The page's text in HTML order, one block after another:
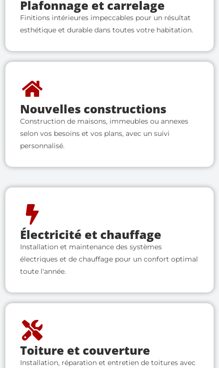
Plafonnage et carrelage
Finitions intérieures impeccables pour un résultat
esthétique et durable dans toutes votre habitation.
Nouvelles constructions
Construction de maisons, immeubles ou annexes
selon vos besoins et vos plans, avec un suivi
personnalisé.
Électricité et chauffage
Installation et maintenance des systèmes
électriques et de chauffage pour un confort optimal
toute l'année.
Toiture et couverture
Installation, réparation et entretien de toitures avec